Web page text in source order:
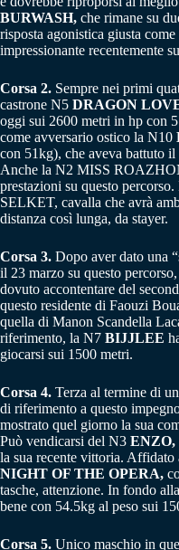
BURWASH, che rimane su
risposta agonistica giusta
impressionante recentemente
Corsa 2. Sempre nei primi
castrone N5 DRAGON
oggi sui 2600 metri in hp con
come avversario ostico la N10
con 51kg), che aveva battuto il
Anche la N2 MISS
prestazioni su questo
SELKET, cavalla che avrà
distanza così lunga, da stayer.
Corsa 3. Dopo aver dato una
il 23 marzo su questo
dovuto accontentare del
questo residente di Faouzi
quella di Manon Scandella
riferimento, la N7 BIJJLEE
giocarsi sui 1500 metri.
Corsa 4. Terza al termine di
di riferimento a questo
mostrato quel giorno la sua
Può vendicarsi del N3 ENZO,
la sua recente vittoria.
NIGHT OF THE OPERA,
tasche, attenzione. In fondo
bene con 54.5kg al peso sui
Corsa 5. Unico maschio in